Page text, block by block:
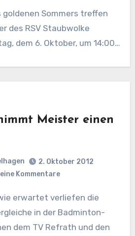
des RSV Staubwolke
dem 6. Oktober, um 14:00…
Meister einen
2. Oktober 2012
Kommentare
in der Badminton-
dem TV Refrath und den